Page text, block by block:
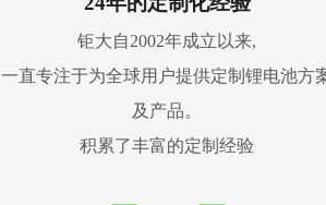
钜大自2002年成立以来,
一直专注于为全球用户提供定制锂电池方
及产品。
积累了丰富的定制经验